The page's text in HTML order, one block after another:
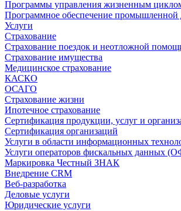
Программы управления жизненным
Программное обеспечение промышленной
Услуги
Страхование
Страхование поездок и неотложной
Страхование имущества
Медицинское страхование
КАСКО
ОСАГО
Страхование жизни
Ипотечное страхование
Сертификация продукции, услуг и
Сертификация организаций
Услуги в области информационных
Услуги операторов фискальных данных
Маркировка Честный ЗНАК
Внедрение CRM
Веб-разработка
Деловые услуги
Юридические услуги